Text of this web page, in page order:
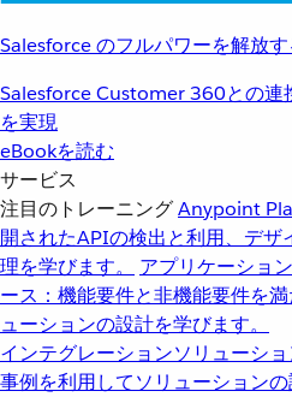
Salesforce のフルパワーを解放
Salesforce Customer 360との連
を実現
eBookを読む
サービス
注目のトレーニングAnypoint
開されたAPIの検出と利用、デザ
理を学びます。
アプリケーショ
ース：機能要件と非機能要件を
ューションの設計を学びます。
インテグレーションソリューショ
事例を利用してソリューションの